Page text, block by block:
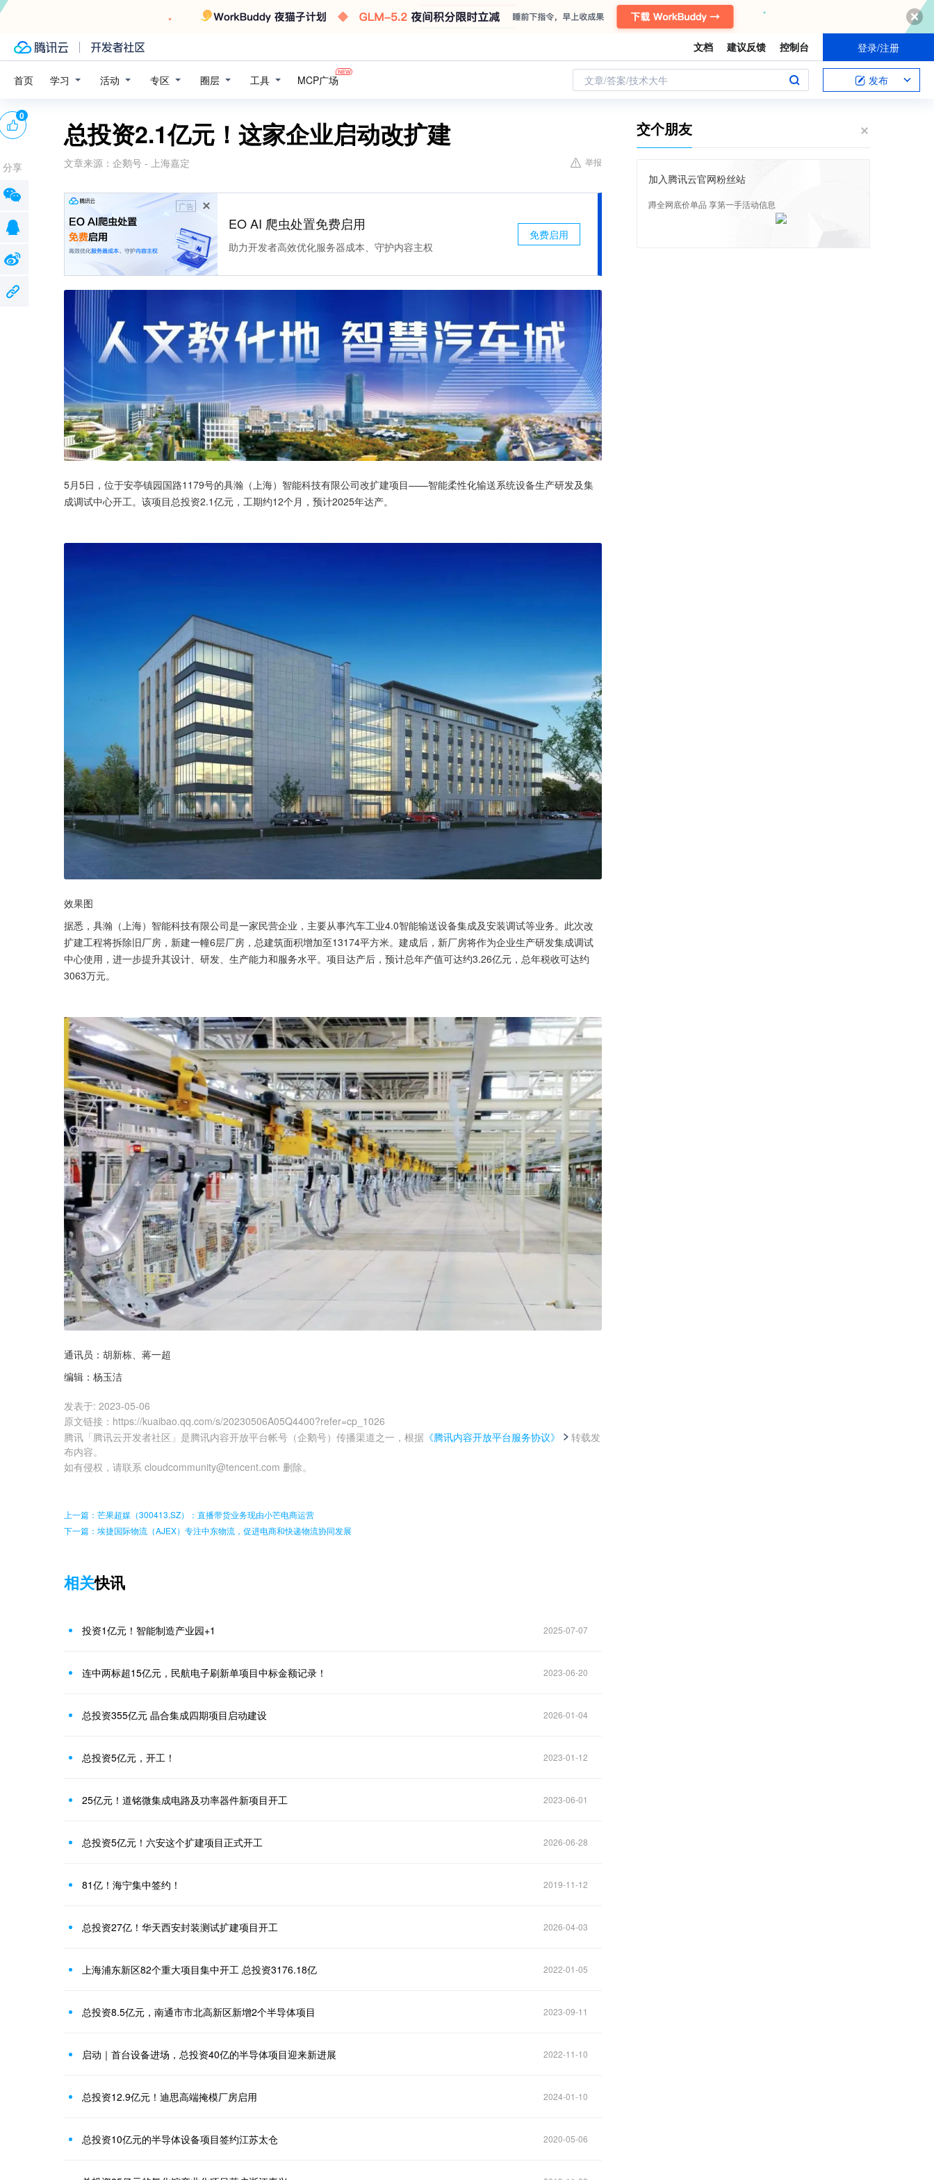
文档 建议反馈 控制台 登录/注册
首页 学习 活动 专区 圈层 工具 MCP广场 文章/答案/技术大牛 发布
总投资2.1亿元！这家企业启动改扩建
文章来源： 企鹅号 - 上海嘉定 举报
广告
EO AI 爬虫处置免费启用
助力开发者高效优化服务器成本、守护内容主权
免费启用
5月5日，位于安亭镇园国路1179号的具瀚（上海）智能科技有限公司改扩建项目——智能柔性化输送系统设备生产研发及集
成调试中心开工。该项目总投资2.1亿元，工期约12个月，预计2025年达产。
效果图
据悉，具瀚（上海）智能科技有限公司是一家民营企业，主要从事汽车工业4.0智能输送设备集成及安装调试等业务。此次改
扩建工程将拆除旧厂房，新建一幢6层厂房，总建筑面积增加至13174平方米。建成后，新厂房将作为企业生产研发集成调试
中心使用，进一步提升其设计、研发、生产能力和服务水平。项目达产后，预计总年产值可达约3.26亿元，总年税收可达约
3063万元。
通讯员：胡新栋、蒋一超
编辑：杨玉洁
发表于: 2023-05-06
原文链接 ： https://kuaibao.qq.com/s/20230506A05Q4400?refer=cp_1026
腾讯「腾讯云开发者社区」是腾讯内容开放平台帐号（企鹅号）传播渠道之一，根据 《腾讯内容开放平台服务协议》
转载发
布内容。
如有侵权，请联系 cloudcommunity@tencent.com 删除。
0
分享
上一篇：芒果超媒（300413.SZ）：直播带货业务现由小芒电商运营
下一篇：埃捷国际物流（AJEX）专注中东物流，促进电商和快递物流协同发展
相关快讯
投资1亿元！智能制造产业园+1 2025-07-07
连中两标超15亿元，民航电子刷新单项目中标金额记录！ 2023-06-20
总投资355亿元 晶合集成四期项目启动建设 2026-01-04
总投资5亿元，开工！ 2023-01-12
25亿元！道铭微集成电路及功率器件新项目开工 2023-06-01
总投资5亿元！六安这个扩建项目正式开工 2026-06-28
81亿！海宁集中签约！ 2019-11-12
总投资27亿！华天西安封装测试扩建项目开工 2026-04-03
上海浦东新区82个重大项目集中开工 总投资3176.18亿 2022-01-05
总投资8.5亿元，南通市市北高新区新增2个半导体项目 2023-09-11
启动｜首台设备进场，总投资40亿的半导体项目迎来新进展 2022-11-10
总投资12.9亿元！迪思高端掩模厂房启用 2024-01-10
总投资10亿元的半导体设备项目签约江苏太仓 2020-05-06
交个朋友
加入腾讯云官网粉丝站
蹲全网底价单品 享第一手活动信息